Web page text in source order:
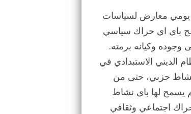
يومي معارض لسياسات
يسمح باي اي حراك سياسي
وكيانه برمته.
ان تطيح بالنظام الديني الاستبدادي في
نشاط حزبي، حتى من
يسمح لها باي نشاط
اجتماعي وثقافي